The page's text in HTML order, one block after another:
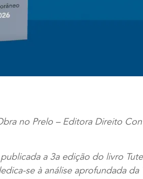
no Prelo – Editora Direito
a 3a edição do livro
se à análise aprofundada